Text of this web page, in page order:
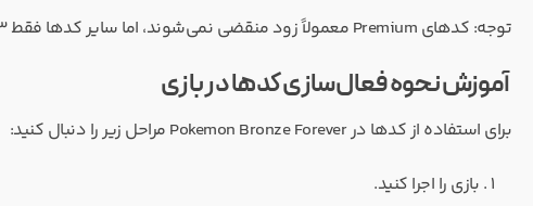
توجه: کدهای Premium معمولاً زود منقضی نمی‌شوند، اما سایر کدها فقط ۳ تا ۴ روز مهلت دارند. سریع‌تر از بقیه آن‌ها را فعال کنید.
آموزش نحوه فعال‌سازی کدها در بازی
برای استفاده از کدها در Pokemon Bronze Forever مراحل زیر را دنبال کنید:
بازی را اجرا کنید.